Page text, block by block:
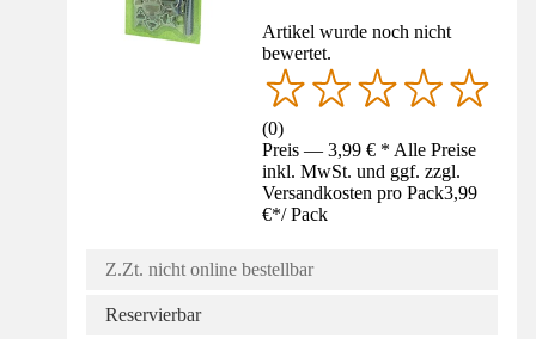
Artikel wurde noch nicht
bewertet.
(0)
Preis — 3,99 € * Alle Preise
inkl. MwSt. und ggf. zzgl.
Versandkosten pro Pack3,99
€*/ Pack
Z.Zt. nicht online bestellbar
Reservierbar